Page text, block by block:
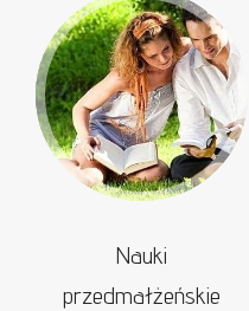
Nauki
przedmałżeńskie